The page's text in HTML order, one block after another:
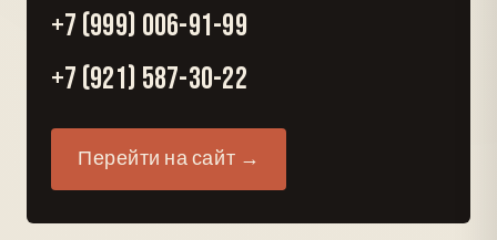
+7 (999) 006-91-99
+7 (921) 587-30-22
Перейти на сайт →